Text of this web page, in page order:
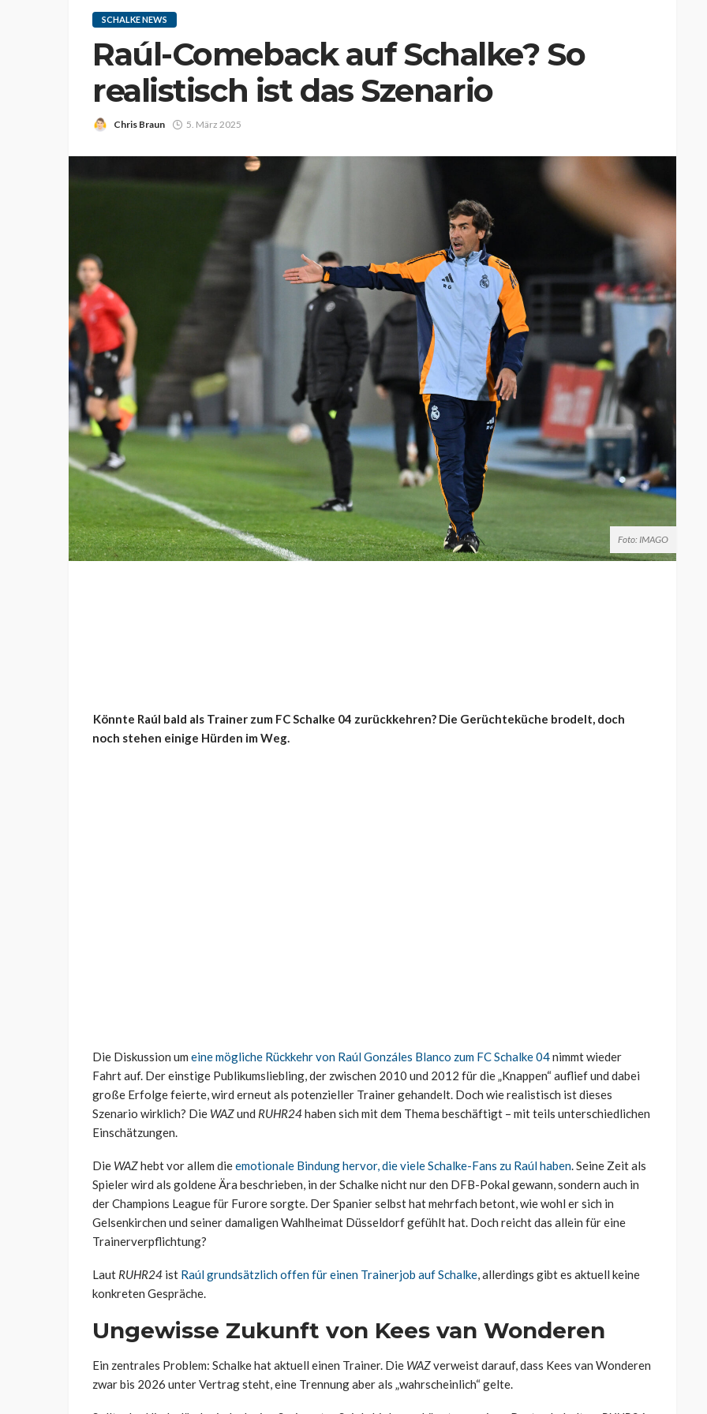
SCHALKE NEWS
Raúl-Comeback auf Schalke? So
realistisch ist das Szenario
Chris Braun 5. März 2025
Foto: IMAGO
Könnte Raúl bald als Trainer zum FC Schalke 04 zurückkehren? Die Gerüchteküche brodelt, doch
noch stehen einige Hürden im Weg.
Die Diskussion um eine mögliche Rückkehr von Raúl Gonzáles Blanco zum FC Schalke 04nimmt wieder
Fahrt auf. Der einstige Publikumsliebling, der zwischen 2010 und 2012 für die „Knappen“ auflief und dabei
große Erfolge feierte, wird erneut als potenzieller Trainer gehandelt. Doch wie realistisch ist dieses
Szenario wirklich? Die WAZund RUHR24haben sich mit dem Thema beschäftigt – mit teils unterschiedlichen
Einschätzungen.
Die WAZhebt vor allem dieemotionale Bindung hervor, die viele Schalke-Fans zu Raúl haben. Seine Zeit als
Spieler wird als goldene Ära beschrieben, in der Schalke nicht nur den DFB-Pokal gewann, sondern auch in
der Champions League für Furore sorgte. Der Spanier selbst hat mehrfach betont, wie wohl er sich in
Gelsenkirchen und seiner damaligen Wahlheimat Düsseldorf gefühlt hat. Doch reicht das allein für eine
Trainerverpflichtung?
Laut RUHR24 ist Raúl grundsätzlich offen für einen Trainerjob auf Schalke, allerdings gibt es aktuell keine
konkreten Gespräche.
Ungewisse Zukunft von Kees van Wonderen
Ein zentrales Problem: Schalke hat aktuell einen Trainer. Die WAZverweist darauf, dass Kees van Wonderen
zwar bis 2026 unter Vertrag steht, eine Trennung aber als „wahrscheinlich“ gelte.